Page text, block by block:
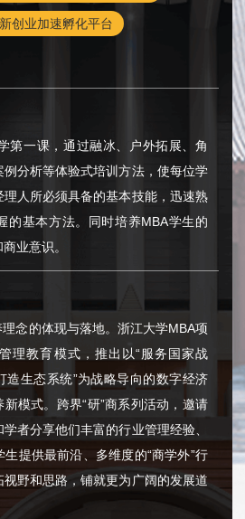
创业加速孵化平台
第一课，通过融冰、户外拓展、角
分析等体验式培训方法，使每位学
理人所必须具备的基本技能，迅速熟
的基本方法。同时培养MBA学生的
业意识。
理念的体现与落地。浙江大学MBA项
理教育模式，推出以“服务国家战
造生态系统”为战略导向的数字经济
新模式。跨界“研”商系列活动，邀请
者分享他们丰富的行业管理经验、
提供最前沿、多维度的“商学外”行
野和思路，铺就更为广阔的发展道